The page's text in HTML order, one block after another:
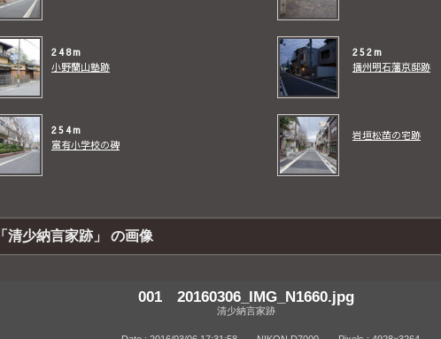
248m
小野蘭山塾跡
252m
播州明石藩京邸跡
254m
富有小学校の碑
岩垣松苗の宅跡
「清少納言家跡」 の画像
001 20160306_IMG_N1660.jpg
清少納言家跡